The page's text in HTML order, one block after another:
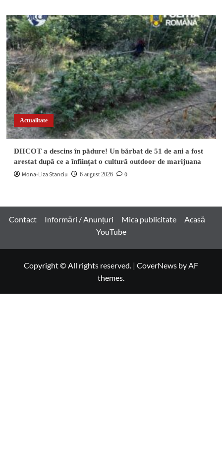
Actualitate
DIICOT a descins în pădure! Un bărbat de 51 de ani a fost
arestat după ce a înființat o cultură outdoor de marijuana
Mona-Liza Stanciu 6 august 2026 0
Contact Informări / Anunțuri Mica publicitate
Acasă
YouTube
Copyright © All rights reserved. | CoverNews by AF
themes.